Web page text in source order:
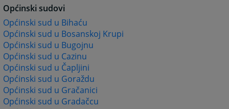
Općinski sudovi
Općinski sud u Bihaću
Općinski sud u Bosanskoj Krupi
Općinski sud u Bugojnu
Općinski sud u Cazinu
Općinski sud u Čapljini
Općinski sud u Goraždu
Općinski sud u Gračanici
Općinski sud u Gradačcu